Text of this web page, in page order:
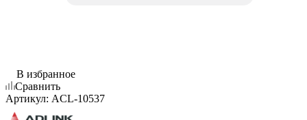
В избранное
Сравнить
Артикул: ACL-10537